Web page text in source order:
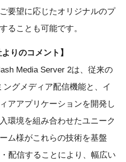
要望に応じたオリジナルのプ
ることも可能です。
りのコメント】
Media Server 2は、従来の
グメディア配信機能と、イ
アアプリケーションを開発し
環境を組み合わせたユニーク
ム様がこれらの技術を基盤
配信することにより、幅広い